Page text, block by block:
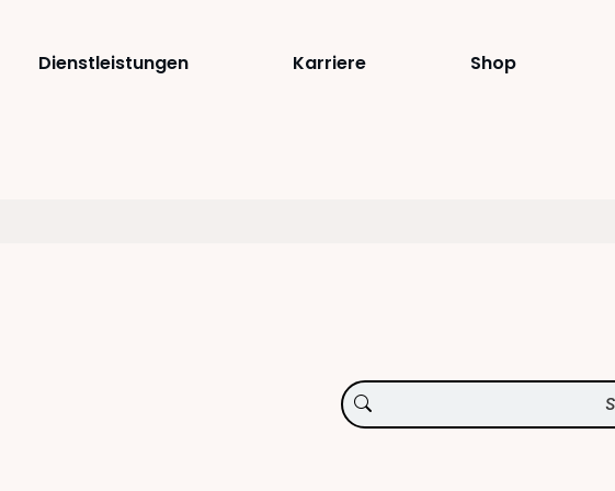
Dienstleistungen Karriere Shop